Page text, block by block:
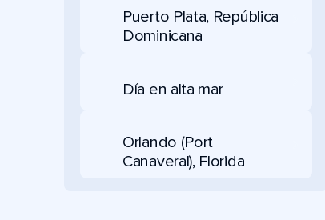
Puerto Plata, República
Dominicana
Día en alta mar
Orlando (Port
Canaveral), Florida